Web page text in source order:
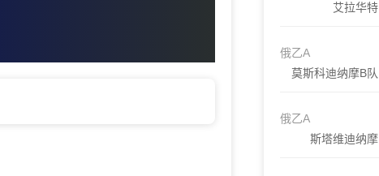
艾拉华特
俄乙A
莫斯科迪纳摩B队
俄乙A
斯塔维迪纳摩